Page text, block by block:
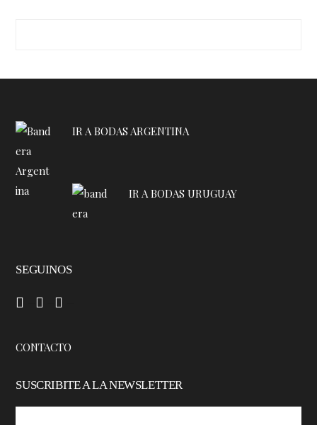
IR A BODAS ARGENTINA
IR A BODAS URUGUAY
SEGUINOS
CONTACTO
SUSCRIBITE A LA NEWSLETTER